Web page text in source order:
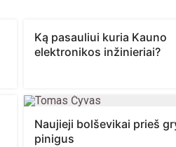
Ką pasauliui kuria Kauno
elektronikos inžinieriai?
Naujieji bolševikai prieš
pinigus